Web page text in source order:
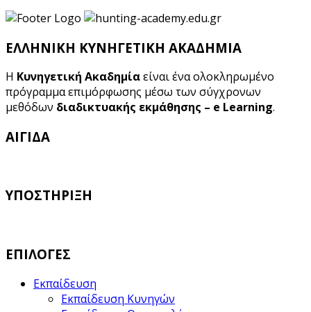
ΕΛΛΗΝΙΚΗ ΚΥΝΗΓΕΤΙΚΗ ΑΚΑΔΗΜΙΑ
Η Κυνηγετική Ακαδημίαείναι ένα ολοκληρωμένο
πρόγραμμα επιμόρφωσης μέσω των σύγχρονων
μεθόδων διαδικτυακής εκμάθησης – e Learning.
ΑΙΓΙΔΑ
ΥΠΟΣΤΗΡΙΞΗ
ΕΠΙΛΟΓΕΣ
Εκπαίδευση
Εκπαίδευση Κυνηγών